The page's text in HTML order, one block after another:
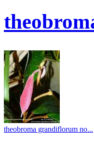
theobroma grandiflorum no...